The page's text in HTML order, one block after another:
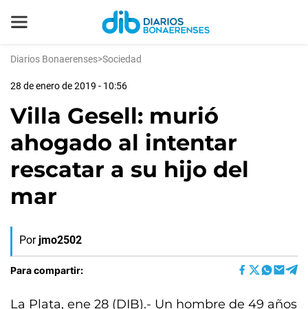
Diarios Bonaerenses>Sociedad
28 de enero de 2019 - 10:56
Villa Gesell: murió
ahogado al intentar
rescatar a su hijo del
mar
Por jmo2502
Para compartir:
La Plata, ene 28 (DIB).- Un hombre de 49 años